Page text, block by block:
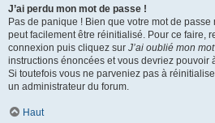
J’ai perdu mon mot de passe !
Pas de panique ! Bien que votre mot de passe
peut facilement être réinitialisé. Pour ce faire,
connexion puis cliquez sur J’ai oublié mon
instructions énoncées et vous devriez pouvoir
Si toutefois vous ne parveniez pas à
un administrateur du forum.
Haut